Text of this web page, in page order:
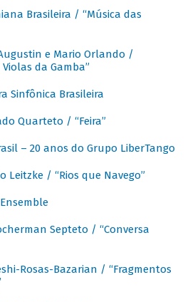
Brasileira / “Música das
e Mario Orlando /
da Gamba”
Sinfônica Brasileira
Quarteto / “Feira”
– 20 anos do Grupo LiberTango
Leitzke / “Rios que Navego”
Septeto / “Conversa
Rosas-Bazarian / “Fragmentos